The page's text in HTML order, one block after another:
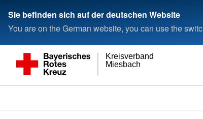
Sie befinden sich auf der deutschen Website
You are on the German website, you can use the
Miesbach
Kreisverband